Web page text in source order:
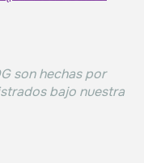
son hechas por
bajo nuestra